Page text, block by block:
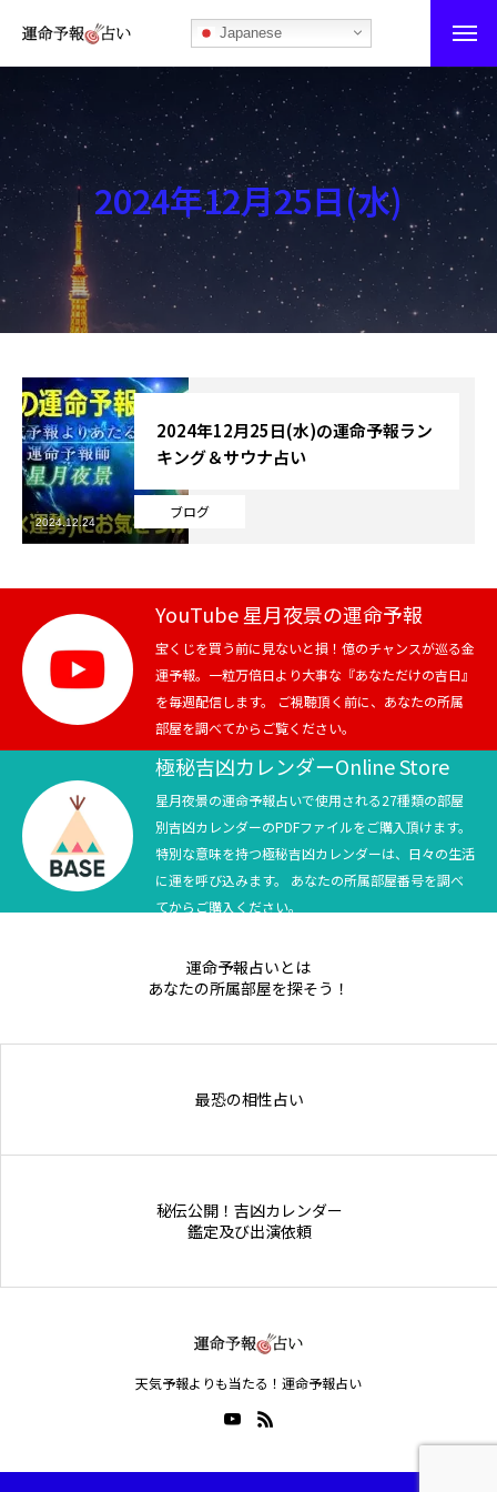
Japanese
運命予報占い
運命予報占いとは
あなたの所属部屋を探そう！
最恐の相性占い
秘伝公開！吉凶カレンダー
記事カテゴリー
ブログ
お知らせ
芸能界
テニス
スポーツ
競馬
テニス四大大会・五輪
テニス四大大会・五輪
2024年12月25日(水)
ブログ
2024年12月25日(水)の運命予報ラン
キング＆サウナ占い
2024.12.24
YouTube 星月夜景の運命予報
宝くじを買う前に見ないと損！億のチャンスが巡る金
運予報。一粒万倍日より大事な『あなただけの吉日』
を毎週配信します。 ご視聴頂く前に、あなたの所属
部屋を調べてからご覧ください。
極秘吉凶カレンダーOnline Store
星月夜景の運命予報占いで使用される27種類の部屋
別吉凶カレンダーのPDFファイルをご購入頂けます。
特別な意味を持つ極秘吉凶カレンダーは、日々の生活
に運を呼び込みます。 あなたの所属部屋番号を調べ
てからご購入ください。
運命予報占いとは
あなたの所属部屋を探そう！
最恐の相性占い
秘伝公開！吉凶カレンダー
鑑定及び出演依頼
天気予報よりも当たる！運命予報占い